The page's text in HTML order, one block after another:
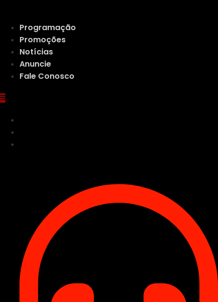
conteúdo
Programação
Promoções
Notícias
Anuncie
Fale Conosco